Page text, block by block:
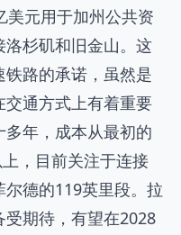
美元用于加州公共资
杉矶和旧金山。这
路的承诺，虽然是
通方式上有着重要
年，成本从最初的
，目前关注于连接
德的119英里段。拉
期待，有望在2028